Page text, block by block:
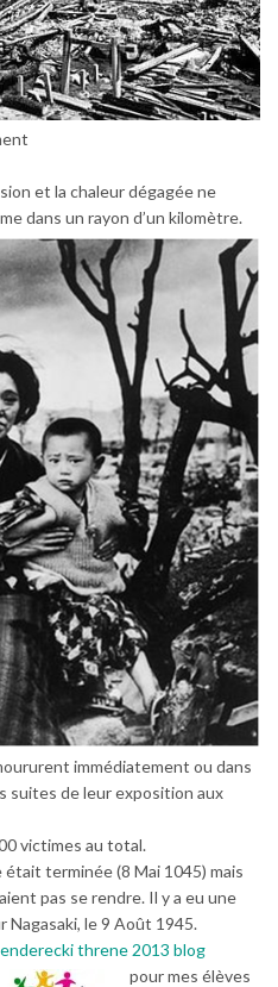
et la chaleur dégagée ne
dans un rayon d’un kilomètre.
immédiatement ou dans
suites de leur exposition aux
victimes au total.
était terminée (8 Mai 1045) mais
pas se rendre. Il y a eu une
Nagasaki, le 9 Août 1945.
threne 2013 blog
pour mes élèves